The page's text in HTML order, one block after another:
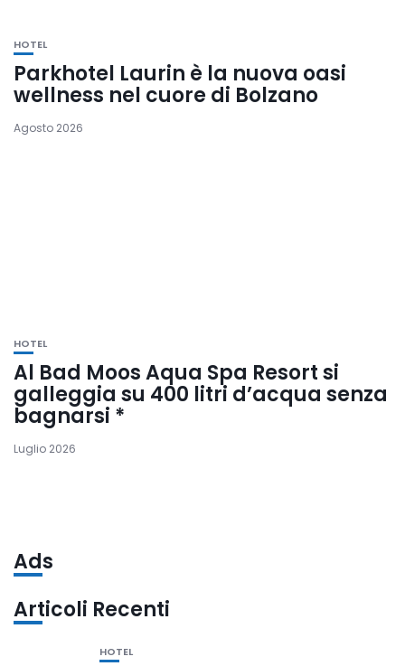
HOTEL
Parkhotel Laurin è la nuova oasi
wellness nel cuore di Bolzano
Agosto 2026
HOTEL
Al Bad Moos Aqua Spa Resort si
galleggia su 400 litri d’acqua senza
bagnarsi *
Luglio 2026
Ads
Articoli Recenti
HOTEL